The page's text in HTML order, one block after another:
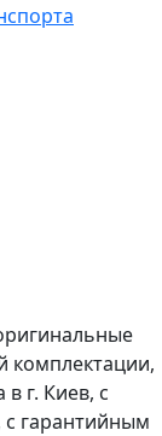
комплектации,
г. Киев, с
гарантийным